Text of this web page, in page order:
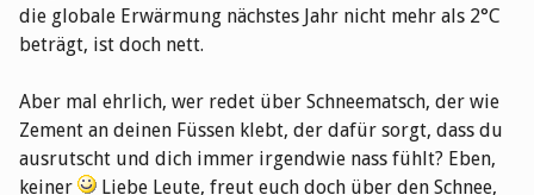
die globale Erwärmung nächstes Jahr nicht mehr als 2°C
beträgt, ist doch nett.
Aber mal ehrlich, wer redet über Schneematsch, der wie
Zement an deinen Füssen klebt, der dafür sorgt, dass du
ausrutscht und dich immer irgendwie nass fühlt? Eben,
keiner
Liebe Leute, freut euch doch über den Schnee,